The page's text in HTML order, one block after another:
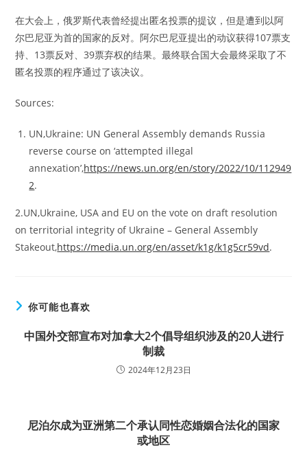
在大会上，俄罗斯代表曾经提出匿名投票的提议，但是遭到以阿
尔巴尼亚为首的国家的反对。阿尔巴尼亚提出的动议获得107票支
持、13票反对、39票弃权的结果。最终联合国大会最终采取了不
匿名投票的程序通过了该决议。
Sources:
UN,Ukraine: UN General Assembly demands Russia
reverse course on ‘attempted illegal
annexation’,https://news.un.org/en/story/2022/10/112949
2.
2.UN,Ukraine, USA and EU on the vote on draft resolution
on territorial integrity of Ukraine – General Assembly
Stakeout,https://media.un.org/en/asset/k1g/k1g5cr59vd.
你可能也喜欢
中国外交部宣布对加拿大2个倡导组织涉及的20人进行
制裁
2024年12月23日
尼泊尔成为亚洲第二个承认同性恋婚姻合法化的国家
或地区